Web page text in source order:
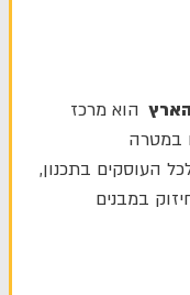
הארץ הוא מרכז
במטרה
העוסקים בתכנון,
במבנים